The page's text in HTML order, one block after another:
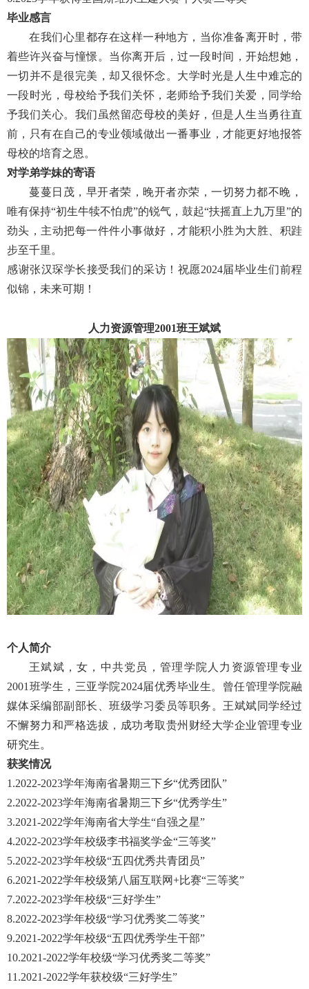
毕业感言
在我们心里都存在这样一种地方，当你准备离开时，带
着些许兴奋与憧憬。当你离开后，过一段时间，开始想她，
一切并不是很完美，却又很怀念。大学时光是人生中难忘的
一段时光，母校给予我们关怀，老师给予我们关爱，同学给
予我们关心。我们虽然留恋母校的美好，但是人生当勇往直
前，只有在自己的专业领域做出一番事业，才能更好地报答
母校的培育之恩。
对学弟学妹的寄语
蔓蔓日茂，早开者荣，晚开者亦荣，一切努力都不晚，
唯有保持“初生牛犊不怕虎”的锐气，鼓起“扶摇直上九万里”的
劲头，主动把每一件件小事做好，才能积小胜为大胜、积跬
步至千里。
感谢张汉琛学长接受我们的采访！祝愿2024届毕业生们前程
似锦，未来可期！
人力资源管理2001班王斌斌
个人简介
王斌斌，女，中共党员，管理学院人力资源管理专业
2001班学生，三亚学院2024届优秀毕业生。曾任管理学院融
媒体采编部副部长、班级学习委员等职务。王斌斌同学经过
不懈努力和严格选拔，成功考取贵州财经大学企业管理专业
研究生。
获奖情况
1.2022-2023学年海南省暑期三下乡“优秀团队”
2.2022-2023学年海南省暑期三下乡“优秀学生”
3.2021-2022学年海南省大学生“自强之星”
4.2022-2023学年校级李书福奖学金“三等奖”
5.2022-2023学年校级“五四优秀共青团员”
6.2021-2022学年校级第八届互联网+比赛“三等奖”
7.2022-2023学年校级“三好学生”
8.2022-2023学年校级“学习优秀奖二等奖”
9.2021-2022学年校级“五四优秀学生干部”
10.2021-2022学年校级“学习优秀奖二等奖”
11.2021-2022学年获校级“三好学生”